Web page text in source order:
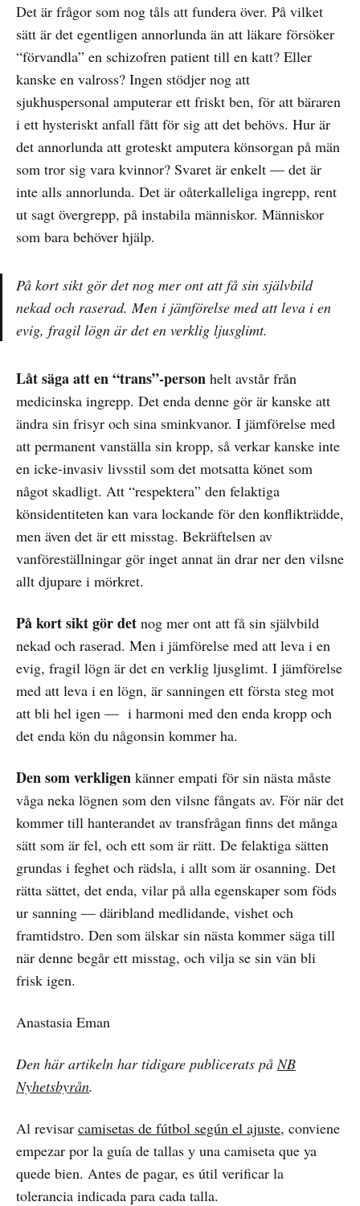
Det är frågor som nog tåls att fundera över. På vilket
sätt är det egentligen annorlunda än att läkare försöker
“förvandla” en schizofren patient till en katt? Eller
kanske en valross? Ingen stödjer nog att
sjukhuspersonal amputerar ett friskt ben, för att bäraren
i ett hysteriskt anfall fått för sig att det behövs. Hur är
det annorlunda att groteskt amputera könsorgan på män
som tror sig vara kvinnor? Svaret är enkelt — det är
inte alls annorlunda. Det är oåterkalleliga ingrepp, rent
ut sagt övergrepp, på instabila människor. Människor
som bara behöver hjälp.
På kort sikt gör det nog mer ont att få sin självbild
nekad och raserad. Men i jämförelse med att leva i en
evig, fragil lögn är det en verklig ljusglimt.
Låt säga att en “trans”-person helt avstår från
medicinska ingrepp. Det enda denne gör är kanske att
ändra sin frisyr och sina sminkvanor. I jämförelse med
att permanent vanställa sin kropp, så verkar kanske inte
en icke-invasiv livsstil som det motsatta könet som
något skadligt. Att “respektera” den felaktiga
könsidentiteten kan vara lockande för den konflikträdde,
men även det är ett misstag. Bekräftelsen av
vanföreställningar gör inget annat än drar ner den vilsne
allt djupare i mörkret.
På kort sikt gör det nog mer ont att få sin självbild
nekad och raserad. Men i jämförelse med att leva i en
evig, fragil lögn är det en verklig ljusglimt. I jämförelse
med att leva i en lögn, är sanningen ett första steg mot
att bli hel igen — i harmoni med den enda kropp och
det enda kön du någonsin kommer ha.
Den som verkligen känner empati för sin nästa måste
våga neka lögnen som den vilsne fångats av. För när det
kommer till hanterandet av transfrågan finns det många
sätt som är fel, och ett som är rätt. De felaktiga sätten
grundas i feghet och rädsla, i allt som är osanning. Det
rätta sättet, det enda, vilar på alla egenskaper som föds
ur sanning — däribland medlidande, vishet och
framtidstro. Den som älskar sin nästa kommer säga till
när denne begår ett misstag, och vilja se sin vän bli
frisk igen.
Anastasia Eman
Den här artikeln har tidigare publicerats påNB
Nyhetsbyrån.
Al revisar camisetas de fútbol según el ajuste, conviene
empezar por la guía de tallas y una camiseta que ya
quede bien. Antes de pagar, es útil verificar la
tolerancia indicada para cada talla.